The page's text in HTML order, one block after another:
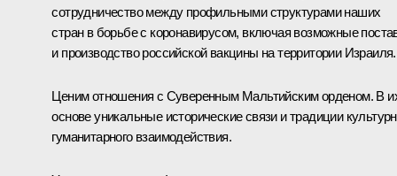
сотрудничество между профильными структурами наших
стран в борьбе с коронавирусом, включая возможные
и производство российской вакцины на территории Израиля.
Ценим отношения c Суверенным Мальтийским орденом. В
основе уникальные исторические связи и традиции
гуманитарного взаимодействия.